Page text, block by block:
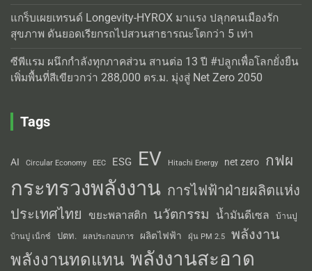
แกร็บเผยเทรนด์ Longevity-HYROX มาแรง ปลุกคนเมืองรัก
สุขภาพ ดันยอดเรียกรถไปสวนสาธารณะโตกว่า 5 เท่า
ซีพีแรม ผนึกกำลังทุกภาคส่วน สานต่อ 13 ปี #ปลูกเพื่อโลกยั่งยืน
เพิ่มพื้นที่สีเขียวกว่า 288,000 ตร.ม. มุ่งสู่ Net Zero 2050
Tags
AI Circular Economy EEC ESG EV Hitachi Energy net zero กฟผ
กระทรวงพลังงาน การไฟฟ้าฝ่ายผลิตแห่ง
ประเทศไทย
ขยะพลาสติก นวัตกรรม น้ำมันดีเซล บ้านปู
บ้านปู เน็กซ์ ปตท. ผลประกอบการ ผลิตไฟฟ้า ฝุ่น PM 2.5 พลังงาน
พลังงานทดแทน พลังงานสะอาด